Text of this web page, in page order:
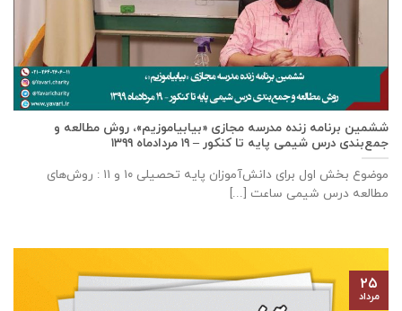
ششمین برنامه زنده مدرسه مجازی «بیابیاموزیم»، روش مطالعه و
جمع‌بندی درس شیمی پایه تا کنکور – ۱۹ مردادماه ۱۳۹۹
موضوع بخش اول برای دانش‌آموزان پایه تحصیلی ۱۰ و ۱۱ : روش‌های
مطالعه درس شیمی ساعت [...]
۲۵
مرداد